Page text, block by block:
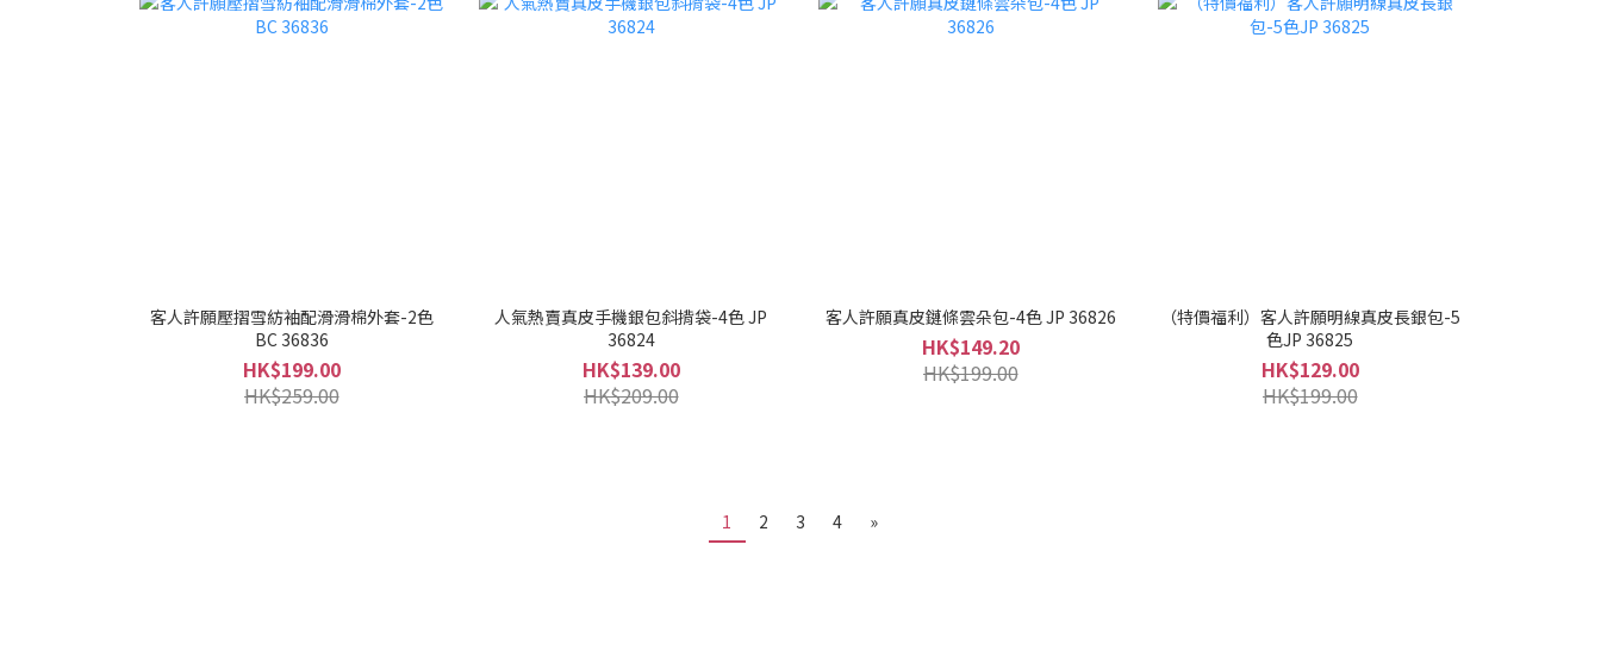
客人許願壓摺雪紡袖配滑滑棉外套-2色
BC 36836
HK$199.00
HK$259.00
人氣熱賣真皮手機銀包斜揹袋-4色 JP
36824
HK$139.00
HK$209.00
客人許願真皮鏈條雲朵包-4色 JP 36826
HK$149.20
HK$199.00
（特價福利）客人許願明線真皮長銀包-5
色JP 36825
HK$129.00
HK$199.00
1 2 3 4 »